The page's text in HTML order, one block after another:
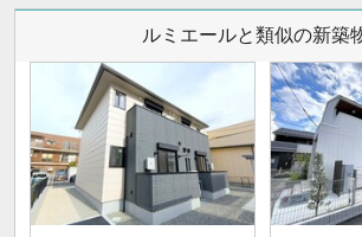
ルミエールと類似の新築